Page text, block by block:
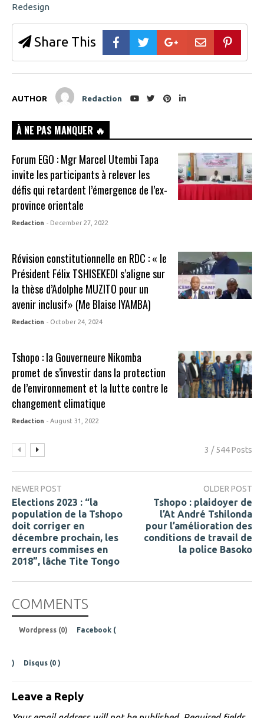
Redesign
Share This
AUTHOR Redaction
À NE PAS MANQUER 🔥
Forum EGO : Mgr Marcel Utembi Tapa
invite les participants à relever les
défis qui retardent l’émergence de l’ex-
province orientale
Redaction - December 27, 2022
Révision constitutionnelle en RDC : « le
Président Félix TSHISEKEDI s’aligne sur
la thèse d’Adolphe MUZITO pour un
avenir inclusif» (Me Blaise IYAMBA)
Redaction - October 24, 2024
Tshopo : la Gouverneure Nikomba
promet de s’investir dans la protection
de l’environnement et la lutte contre le
changement climatique
Redaction - August 31, 2022
3 / 544 Posts
NEWER POST
Elections 2023 : “la
population de la Tshopo
doit corriger en
décembre prochain, les
erreurs commises en
2018”, lâche Tite Tongo
OLDER POST
Tshopo : plaidoyer de
l’At André Tshilonda
pour l’amélioration des
conditions de travail de
la police Basoko
COMMENTS
Wordpress (0) Facebook (
) Disqus (0 )
Leave a Reply